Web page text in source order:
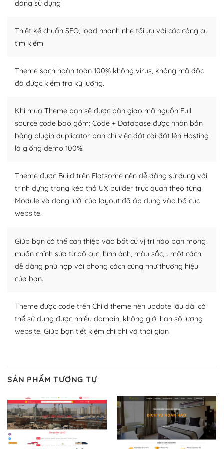
– Sở hữu một cộng đồng lớn, sẵn sàng hỗ trợ
khổng lồ được kiểm duyệt bởi các nhân viên và những
người cuồng tín WordPress.
Nếu bạn gặp khó khăn, bạn có thể lên mạng và tìm
kiếm những cộng đồng WordPress, họ sẽ giúp bạn trả
lời, giải đáp vấn đề của bạn.
Cộng đồng sử dụng WordPress sẵn sàng hỗ trợ bạn
– Đa dạng plugin và themes
Plugin mở rộng là thành phần cài đặt thêm vào
WordPress để tăng thêm các tính năng cần thiết. Có
nhiều plugin trả phí hoặc miễn phí.
Nhờ lượng người dùng đông đảo, thư viện themes và
plugin của WordPress rất phong phú. Bạn có thể thỏa
thích chọn lựa plugin và themes phù hợp cho mục đích
lập website của mình.
– Dễ sử dụng
Và bạn có toàn quyền tự do khi quyết định nơi lưu trữ
trang web WordPress của bạn.
Dễ dàng lựa chọn Hosting cho website WordPress
– Bảo mật cực tốt
dàng sử dụng
Thiết kế chuẩn SEO, load nhanh nhẹ tối ưu với các công cụ
tìm kiếm
Theme sạch hoàn toàn 100% không virus, không mã độc
đã được kiểm tra kỹ lưỡng.
Khi mua Theme bạn sẽ được bàn giao mã nguồn Full
source code bao gồm: Code + Database được nhân bản
bằng plugin duplicator bạn chỉ việc đăt cài đặt lên Hosting
là giống demo 100%.
Theme được Build trên Flatsome nên dễ dàng sử dụng với
trình dựng trang kéo thả UX builder trực quan theo từng
Module và dạng lưới của layout đã áp dụng vào bố cục
website.
Giúp bạn có thể can thiệp vào bất cứ vị trí nào bạn mong
muốn chỉnh sửa từ bố cục, hình ảnh, màu sắc,… một cách
dễ dàng phù hợp với phong cách cũng như thương hiệu
của bạn.
Theme được code trên Child theme nên update lâu dài có
thể sử dụng được nhiều domain, không giới hạn số lượng
website. Giúp bạn tiết kiệm chi phí và thời gian
SẢN PHẨM TƯƠNG TỰ